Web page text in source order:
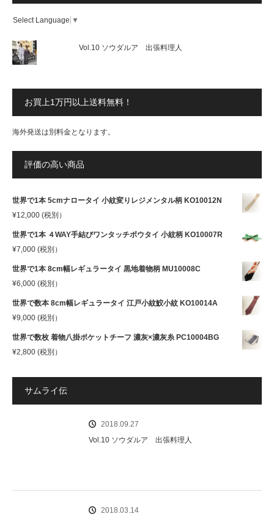
Select Language ▼
Vol.10 ソウダルア 出張料理人
お買上1万円以上送料無料！
海外発送は別料金となります。
評価の高い商品
世界で1本 5cmナロータイ 小紋変りレジメンタル柄 KO10012N
¥12,000 (税別）
世界で1本 ４WAY手結びワンタッチボウタイ 小紋柄 KO10007R
¥7,000 (税別）
世界で1本 8cm幅レギュラータイ 黒地着物柄 MU10008C
¥6,000 (税別）
世界で数本 8cm幅レギュラータイ 江戸小紋鮫小紋 KO10014A
¥9,000 (税別）
世界で数枚 着物八掛ポケットチーフ 濃灰×濃灰糸 PC10004BG
¥2,800 (税別）
サムライ伝
2018.09.27
Vol.10 ソウダルア 出張料理人
2018.03.14